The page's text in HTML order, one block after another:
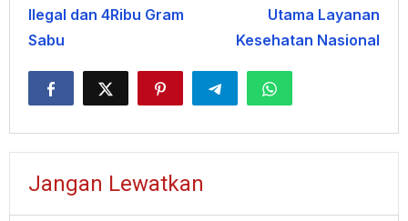
Ilegal dan 4Ribu Gram
Sabu
Utama Layanan
Kesehatan Nasional
Jangan Lewatkan